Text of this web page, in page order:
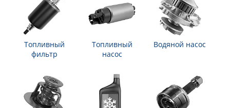
Топливный
фильтр
Топливный
насос
Водяной насос